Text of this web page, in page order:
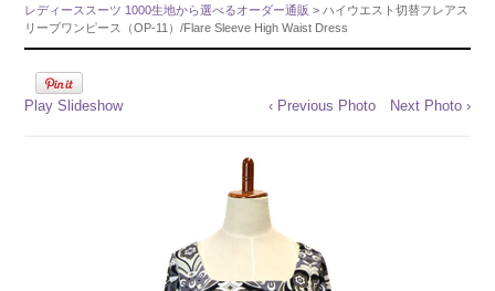
レディーススーツ 1000生地から選べるオーダー通販 > ハイウエスト切替フレアス
リーブワンピース（OP-11）/Flare Sleeve High Waist Dress
Play Slideshow ‹ Previous Photo Next Photo ›